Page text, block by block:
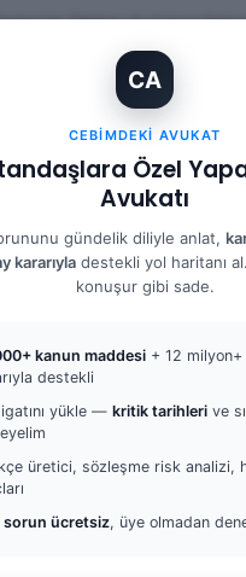
CA
CEBIMDEKI AVUKAT
Özel
Avukatı
gündelik diliyle anlat,
kararıyla destekli yol haritanı
konuşur gibi sade.
kanun maddesi + 12 milyon+
destekli
yükle — kritik tarihleri ve
üretici, sözleşme risk analizi,
sorun ücretsiz, üye olmadan
Bilgi Bankası
Yararlı İşte
Tedbiri